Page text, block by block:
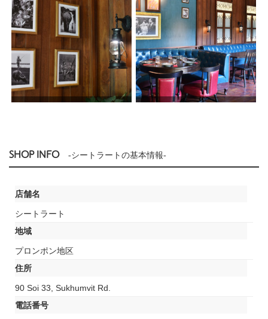
SHOP INFO -シートラートの基本情報-
店舗名
シートラート
地域
プロンポン地区
住所
90 Soi 33, Sukhumvit Rd.
電話番号